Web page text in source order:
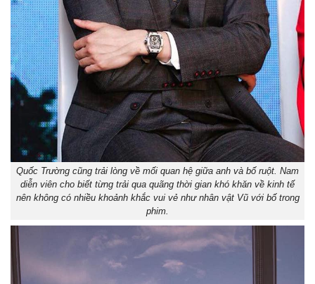
Quốc Trường cũng trải lòng về mối quan hệ giữa anh và bố ruột. Nam
diễn viên cho biết từng trải qua quãng thời gian khó khăn về kinh tế
nên không có nhiều khoảnh khắc vui vẻ như nhân vật Vũ với bố trong
phim.